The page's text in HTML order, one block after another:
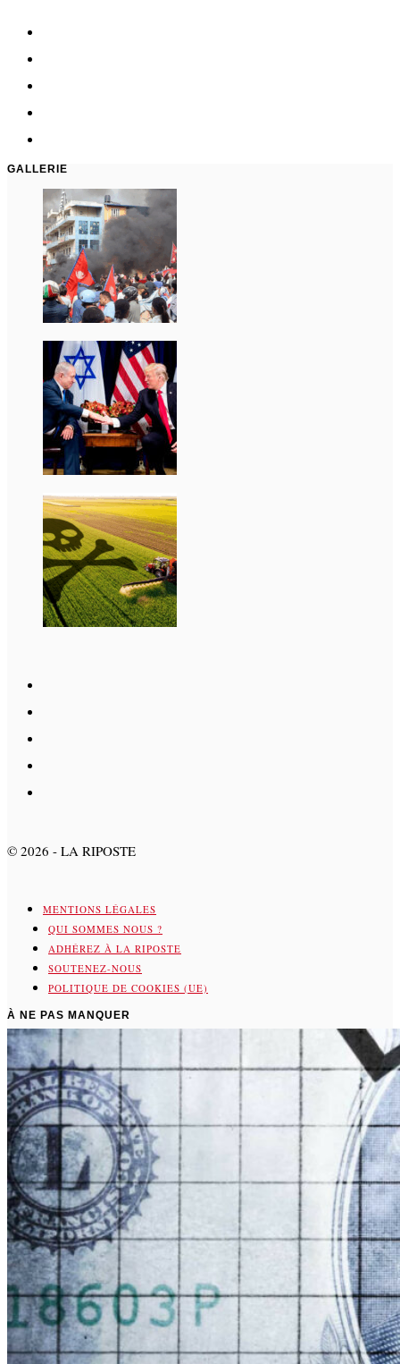
GALLERIE
© 2026 - LA RIPOSTE
MENTIONS LÉGALES
QUI SOMMES NOUS ?
ADHÉREZ À LA RIPOSTE
SOUTENEZ-NOUS
POLITIQUE DE COOKIES (UE)
À NE PAS MANQUER